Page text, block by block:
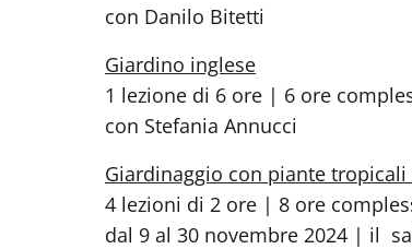
con Danilo Bitetti
Giardino inglese
1 lezione di 6 ore | 6 ore
con Stefania Annucci
Giardinaggio con piante
4 lezioni di 2 ore | 8 ore
dal 9 al 30 novembre 2024 | il